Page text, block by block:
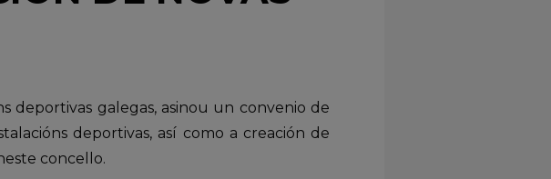
deportivas galegas, asinou un convenio de
deportivas, así como a creación de
concello.